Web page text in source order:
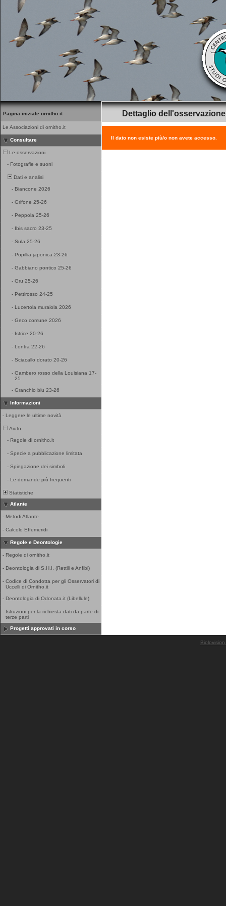
Pagina iniziale ornitho.it
Le Associazioni di ornitho.it
Consultare
Le osservazioni
- Fotografie e suoni
Dati e analisi
- Biancone 2026
- Grifone 25-26
- Peppola 25-26
- Ibis sacro 23-25
- Sula 25-26
- Popillia japonica 23-26
- Gabbiano pontico 25-26
- Gru 25-26
- Pettirosso 24-25
- Lucertola muraiola 2026
- Geco comune 2026
- Istrice 20-26
- Lontra 22-26
- Sciacallo dorato 20-26
- Gambero rosso della Louisiana 17-
25
- Granchio blu 23-26
Informazioni
- Leggere le ultime novità
Aiuto
- Regole di ornitho.it
- Specie a pubblicazione limitata
- Spiegazione dei simboli
- Le domande più frequenti
Statistiche
Atlante
- Metodi Atlante
- Calcolo Effemeridi
Regole e Deontologie
- Regole di ornitho.it
- Deontologia di S.H.I. (Rettili e Anfibi)
- Codice di Condotta per gli Osservatori di
Uccelli di Ornitho.it
- Deontologia di Odonata.it (Libellule)
- Istruzioni per la richiesta dati da parte di
terze parti
Progetti approvati in corso
Dettaglio dell'osservazione
Il dato non esiste più/o non avete accesso.
Biolovision